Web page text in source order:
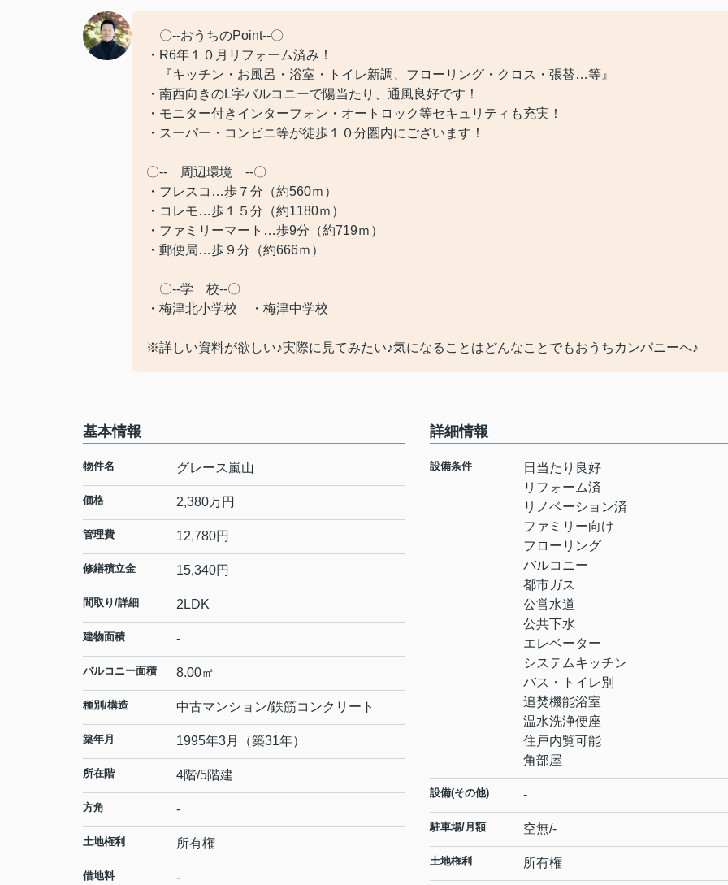
〇--おうちのPoint--〇
・R6年１０月リフォーム済み！
『キッチン・お風呂・浴室・トイレ新調、フローリング・クロス・張替…等』
・南西向きのL字バルコニーで陽当たり、通風良好です！
・モニター付きインターフォン・オートロック等セキュリティも充実！
・スーパー・コンビニ等が徒歩１０分圏内にございます！
〇-- 周辺環境 --〇
・フレスコ…歩７分（約560ｍ）
・コレモ…歩１５分（約1180ｍ）
・ファミリーマート…歩9分（約719ｍ）
・郵便局…歩９分（約666ｍ）
〇--学 校--〇
・梅津北小学校 ・梅津中学校
※詳しい資料が欲しい♪実際に見てみたい♪気になることはどんなことでもおうちカンパニーへ♪
基本情報
物件名 グレース嵐山
価格 2,380万円
管理費 12,780円
修繕積立金 15,340円
間取り/詳細 2LDK
建物面積 -
バルコニー面積 8.00㎡
種別/構造 中古マンション/鉄筋コンクリート
築年月 1995年3月（築31年）
所在階 4階/5階建
方角 -
土地権利 所有権
借地料 -
詳細情報
設備条件
日当たり良好
リフォーム済
リノベーション済
ファミリー向け
フローリング
バルコニー
都市ガス
公営水道
公共下水
エレベーター
システムキッチン
バス・トイレ別
追焚機能浴室
温水洗浄便座
住戸内覧可能
角部屋
設備(その他) -
駐車場/月額 空無/-
土地権利 所有権